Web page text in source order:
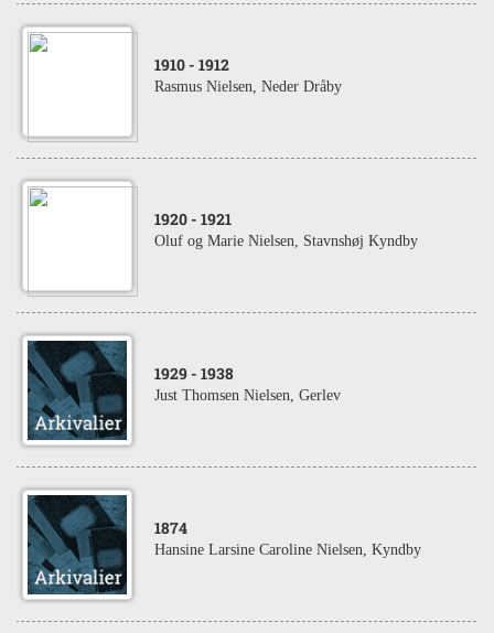
1910 - 1912
Rasmus Nielsen, Neder Dråby
1920 - 1921
Oluf og Marie Nielsen, Stavnshøj Kyndby
1929 - 1938
Just Thomsen Nielsen, Gerlev
1874
Hansine Larsine Caroline Nielsen, Kyndby